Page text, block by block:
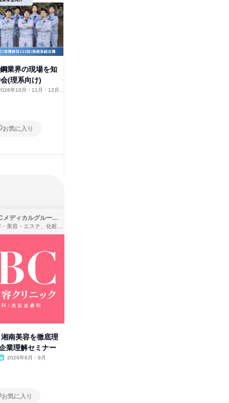
業界の現場を知
(理系向け)
年10月・11月・12月、
お気に入り
SBCメディカルグループ株式会社
湘南美容を徹底理
業理解セミナー
2026年8月・9月
お気に入り